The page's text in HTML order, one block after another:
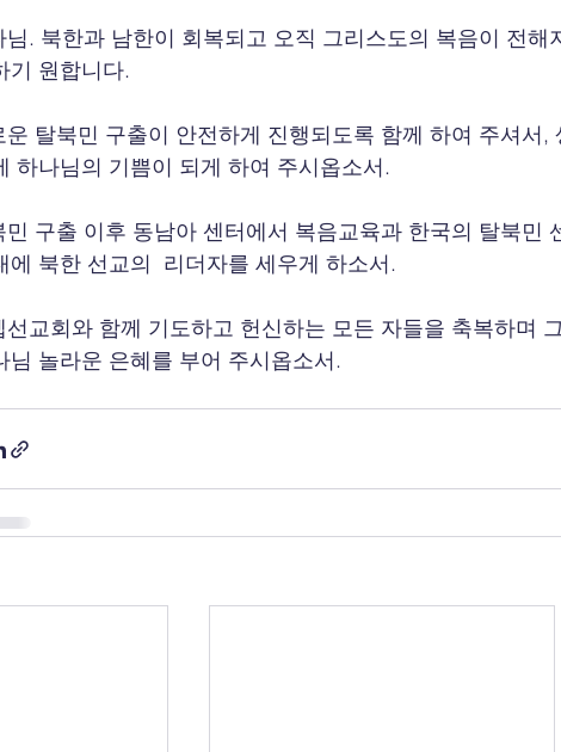
. 북한과 남한이 회복되고 오직 그리스도의 복음이 전해
기 원합니다.
탈북민 구출이 안전하게 진행되도록 함께 하여 주셔서,
하나님의 기쁨이 되게 하여 주시옵소서.
구출 이후 동남아 센터에서 복음교육과 한국의 탈북민
에 북한 선교의  리더자를 세우게 하소서.
교회와 함께 기도하고 헌신하는 모든 자들을 축복하며
님 놀라운 은혜를 부어 주시옵소서.